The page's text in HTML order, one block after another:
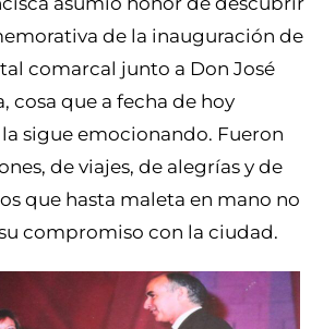
de la inauguración de
comarcal junto a Don José
cosa que a fecha de hoy
sigue emocionando. Fueron
de viajes, de alegrías y de
que hasta maleta en mano no
compromiso con la ciudad.